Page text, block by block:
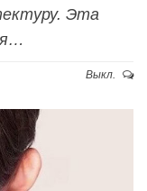
Эта
Выкл.